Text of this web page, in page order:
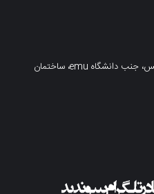
قبرس شمالی، فاماگوستا، خیابان سالامیس، جنب دانشگاه emu، ساختمان